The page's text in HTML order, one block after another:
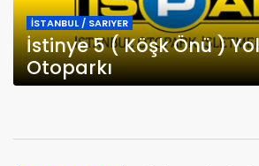
İSTANBUL / SARIYER
İstinye 5 ( Köşk Önü )
Otoparkı